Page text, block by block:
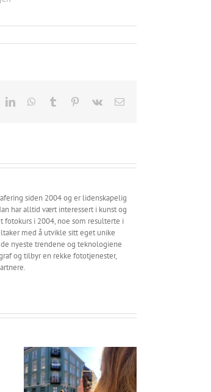
LinkedInWhatsApp
Tumblr Pinterest
Vk
E-
siden 2004 og er lidenskapelig
har alltid vært interessert i kunst og
fotokurs i 2004, noe som resulterte i
med å utvikle sitt eget unike
nyeste trendene og teknologiene
og tilbyr en rekke fototjenester,